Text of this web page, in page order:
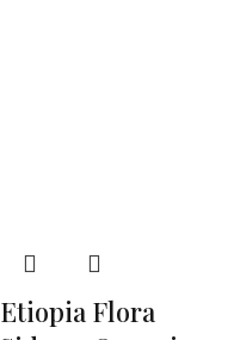
Etiopia Flora